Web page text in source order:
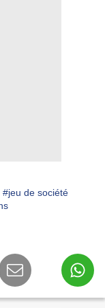
#jeu de société